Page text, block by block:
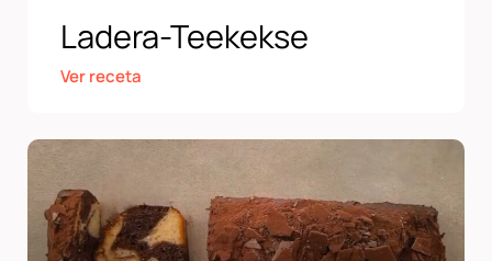
Ladera-Teekekse
Ver receta